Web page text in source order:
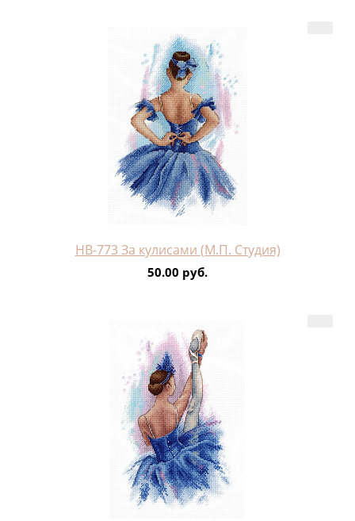
НВ-773 За кулисами (М.П. Студия)
50.00 руб.